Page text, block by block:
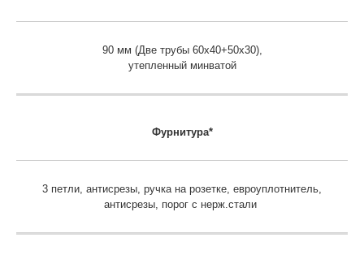
90 мм (Две трубы 60х40+50х30),
утепленный минватой
Фурнитура*
3 петли, антисрезы, ручка на розетке, евроуплотнитель,
антисрезы, порог с нерж.стали